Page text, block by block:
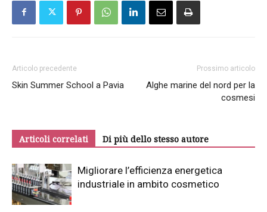
Articolo precedente
Skin Summer School a Pavia
Prossimo articolo
Alghe marine del nord per la
cosmesi
Articoli correlati Di più dello stesso autore
Migliorare l’efficienza energetica
industriale in ambito cosmetico